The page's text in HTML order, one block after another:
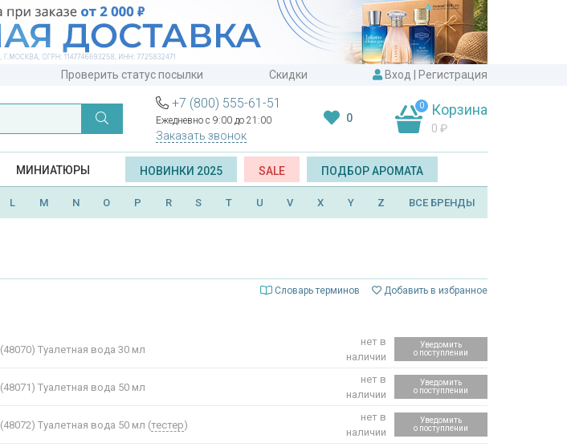
Проверить статус посылки Скидки Вход Регистрация
+7 (800) 555-61-51
Ежедневно с 9:00 до 21:00
Заказать звонок
0
0 Корзина
0 ₽
МИНИАТЮРЫ НОВИНКИ 2025 SALE ПОДБОР АРОМАТА
L M N O P R S T U V X Y Z ВСЕ БРЕНДЫ
Словарь терминов Добавить в избранное
(48070) Туалетная вода 30 мл
нет в
наличии
Уведомить
о поступлении
(48071) Туалетная вода 50 мл
нет в
наличии
Уведомить
о поступлении
(48072) Туалетная вода 50 мл (тестер)
нет в
наличии
Уведомить
о поступлении